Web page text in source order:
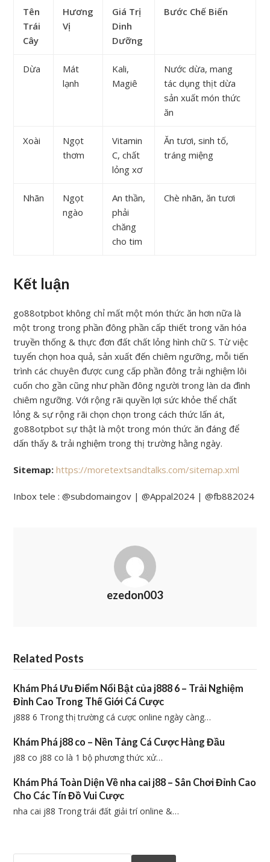
Tên
Trái
Cây
Hương
Vị
Giá Trị
Dinh
Dưỡng
Bước Chế Biến
Dừa
Mát
lạnh
Kali,
Magiê
Nước dừa, mang
tác dụng thịt dừa
sản xuất món thức
ăn
Xoài
Ngọt
thơm
Vitamin
C, chất
lỏng xơ
Ăn tươi, sinh tố,
tráng miệng
Nhãn
Ngọt
ngào
An thần,
phải
chăng
cho tim
Chè nhãn, ăn tươi
Kết luận
go88otpbot không chỉ mất một món thức ăn hơn nữa là
một trong trong phần đông phần cấp thiết trong văn hóa
truyền thống & thực đơn đất chất lỏng hình chữ S. Từ việc
tuyển chọn hoa quả, sản xuất đến chiêm ngưỡng, mỗi tiến
trình các chuyên được cung cấp phần đông trải nghiệm lôi
cuốn cho gần cũng như phần đông người trong làn da đình
chiêm ngưỡng. Với rộng rãi quyền lợi sức khỏe thể chất
lỏng & sự rộng rãi chọn chọn trong cách thức lấn át,
go88otpbot sự thật là một trong món thức ăn đáng để
dấn thấy & trải nghiệm trong thị trường hằng ngày.
Sitemap: https://moretextsandtalks.com/sitemap.xml
Inbox tele : @subdomaingov | @Appal2024 | @fb882024
ezedon003
Related Posts
Khám Phá Ưu Điểm Nổi Bật của j888 6 – Trải Nghiệm
Đỉnh Cao Trong Thế Giới Cá Cược
j888 6 Trong thị trường cá cược online ngày càng…
Khám Phá j88 co – Nền Tảng Cá Cược Hàng Đầu
j88 co j88 co là 1 bộ phương thức xử…
Khám Phá Toàn Diện Về nha cai j88 – Sân Chơi Đỉnh Cao
Cho Các Tín Đồ Vui Cược
nha cai j88 Trong trái đất giải trí online &…